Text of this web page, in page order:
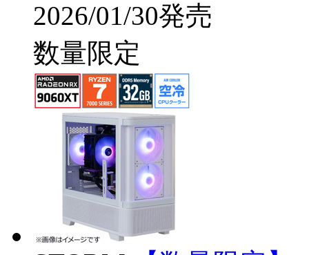
2026/01/30発売
数量限定